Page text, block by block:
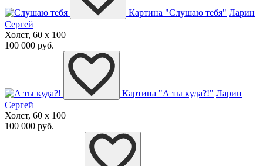
Картина "Слушаю тебя" Ларин
Сергей
Холст, 60 x 100
100 000 руб.
Картина "А ты куда?!" Ларин
Сергей
Холст, 60 x 100
100 000 руб.